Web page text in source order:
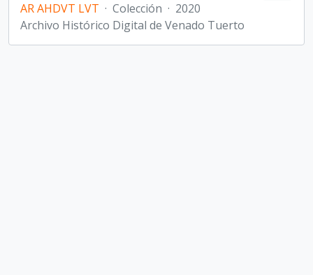
AR AHDVT LVT · Colección · 2020
Archivo Histórico Digital de Venado Tuerto